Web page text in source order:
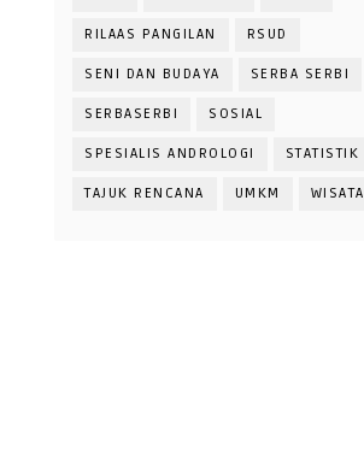
RILAAS PANGILAN RSUD
SENI DAN BUDAYA SERBA SERBI
SERBASERBI SOSIAL
SPESIALIS ANDROLOGI STATISTIK
TAJUK RENCANA UMKM WISATA